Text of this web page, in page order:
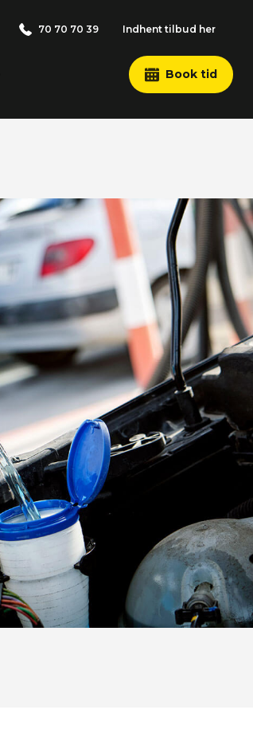
70 70 70 39 Indhent tilbud her
Book tid